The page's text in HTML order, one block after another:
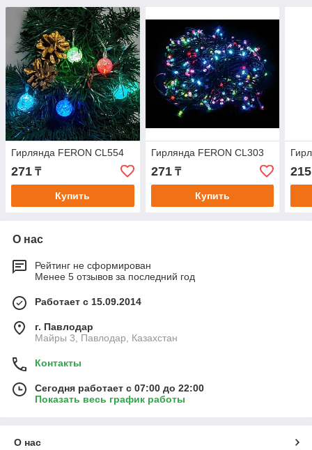
Гирлянда FERON CL554
271 ₸
Купить
Гирлянда FERON CL303
271₸
Купить
215
О нас
Рейтинг не сформирован
Менее 5 отзывов за последний год
Работает с 15.09.2014
г. Павлодар
Майры 3, Павлодар, Казахстан
Контакты
Сегодня работает с 07:00 до 22:00
Показать весь график работы
О нас